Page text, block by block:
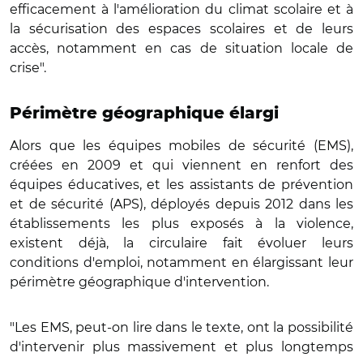
efficacement à l'amélioration du climat scolaire et à
la sécurisation des espaces scolaires et de leurs
accès, notamment en cas de situation locale de
crise".
Périmètre géographique élargi
Alors que les équipes mobiles de sécurité (EMS),
créées en 2009 et qui viennent en renfort des
équipes éducatives, et les assistants de prévention
et de sécurité (APS), déployés depuis 2012 dans les
établissements les plus exposés à la violence,
existent déjà, la circulaire fait évoluer leurs
conditions d'emploi, notamment en élargissant leur
périmètre géographique d'intervention.
"Les EMS, peut-on lire dans le texte, ont la possibilité
d'intervenir plus massivement et plus longtemps